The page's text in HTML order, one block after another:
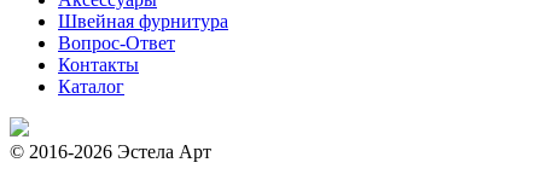
Швейная фурнитура
Вопрос-Ответ
Контакты
Каталог
© 2016-2026 Эстела Арт